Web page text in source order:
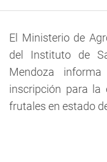
El Ministerio de
del Instituto de
Mendoza
inscripción para la
frutales en estado